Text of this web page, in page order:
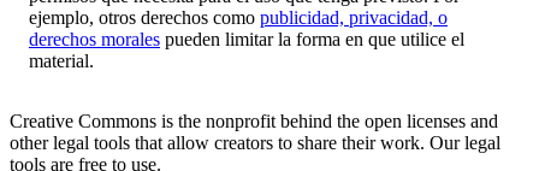
ejemplo, otros derechos como publicidad, privacidad, o
derechos morales pueden limitar la forma en que utilice el
material.
Creative Commons is the nonprofit behind the open licenses and
other legal tools that allow creators to share their work. Our legal
tools are free to use.